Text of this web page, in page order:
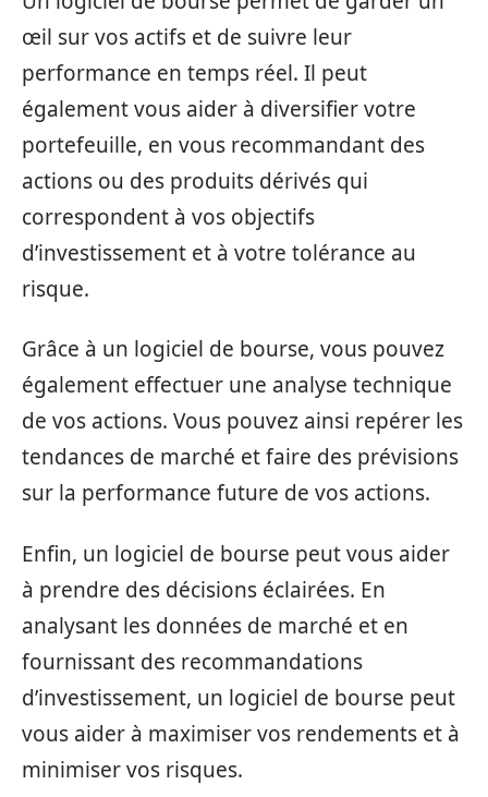
œil sur vos actifs et de suivre leur
performance en temps réel. Il peut
également vous aider à diversifier votre
portefeuille, en vous recommandant des
actions ou des produits dérivés qui
correspondent à vos objectifs
d’investissement et à votre tolérance au
risque.
Grâce à un logiciel de bourse, vous pouvez
également effectuer une analyse technique
de vos actions. Vous pouvez ainsi repérer les
tendances de marché et faire des prévisions
sur la performance future de vos actions.
Enfin, un logiciel de bourse peut vous aider
à prendre des décisions éclairées. En
analysant les données de marché et en
fournissant des recommandations
d’investissement, un logiciel de bourse peut
vous aider à maximiser vos rendements et à
minimiser vos risques.